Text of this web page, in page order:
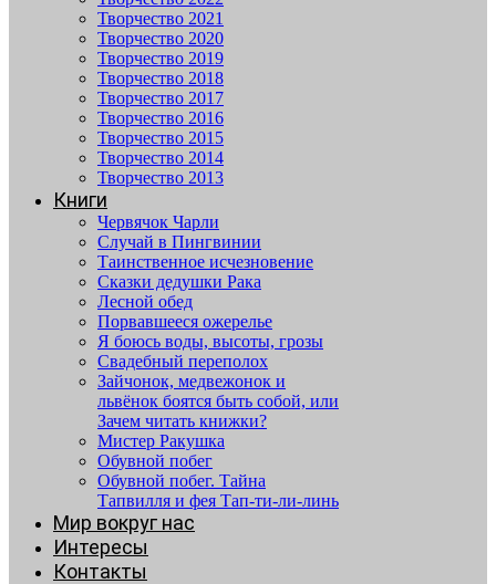
Творчество 2021
Творчество 2020
Творчество 2019
Творчество 2018
Творчество 2017
Творчество 2016
Творчество 2015
Творчество 2014
Творчество 2013
Книги
Червячок Чарли
Случай в Пингвинии
Таинственное исчезновение
Сказки дедушки Рака
Лесной обед
Порвавшееся ожерелье
Я боюсь воды, высоты, грозы
Свадебный переполох
Зайчонок, медвежонок и
львёнок боятся быть собой, или
Зачем читать книжки?
Мистер Ракушка
Обувной побег
Обувной побег. Тайна
Тапвилля и фея Тап-ти-ли-линь
Мир вокруг нас
Интересы
Контакты